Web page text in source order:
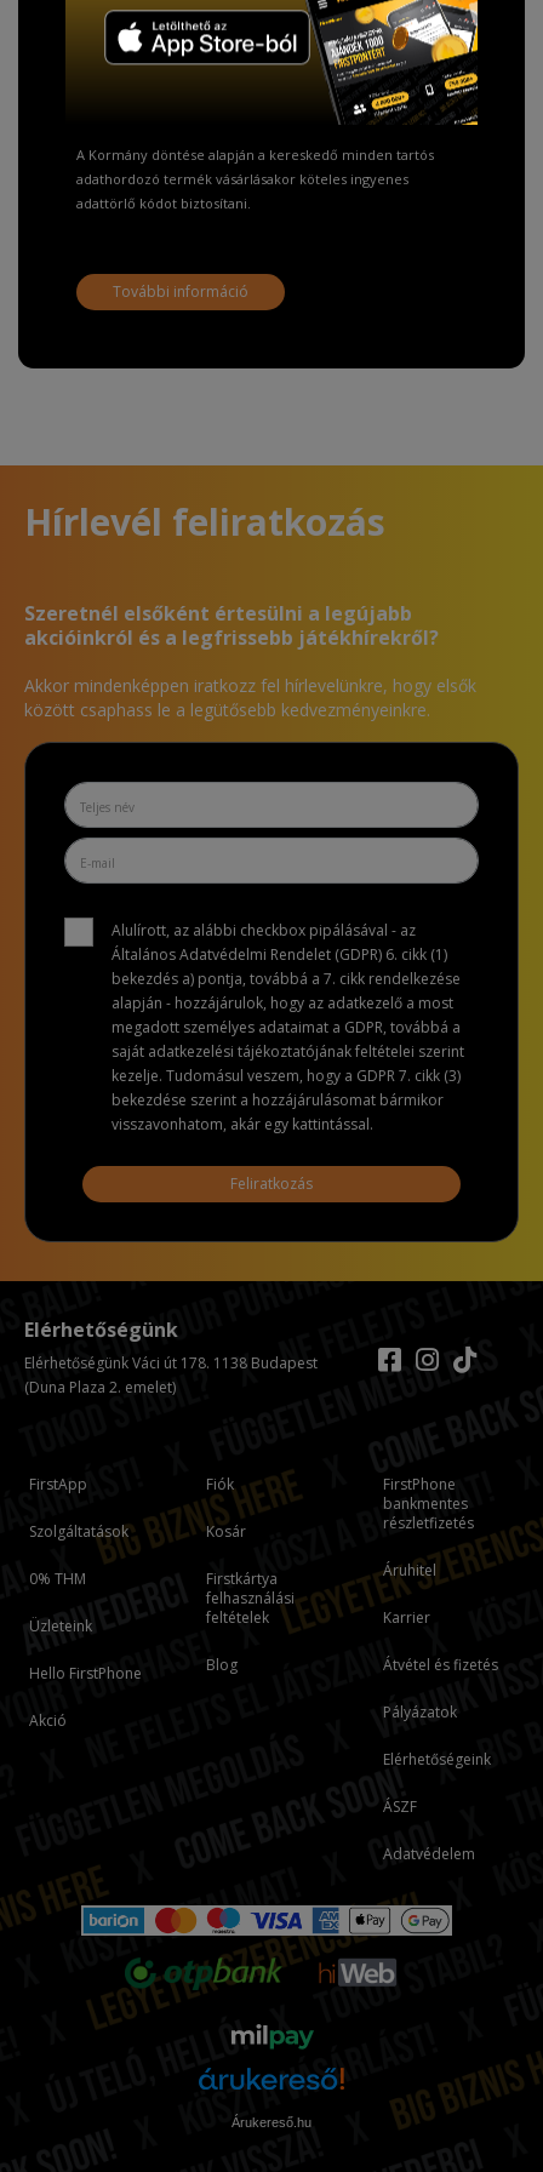
TISZTELT VÁSÁRLÓNK!
Fizetésnél kérje az ingyenes adattörlő kódot
adatainak biztonsága érdekében!
A Kormány döntése alapján a kereskedő minden tartós
adathordozó termék vásárlásakor köteles ingyenes
adattörlő kódot biztosítani.
További információ
Hírlevél feliratkozás
Szeretnél elsőként értesülni a legújabb
akcióinkról és a legfrissebb játékhírekről?
Akkor mindenképpen iratkozz fel hírlevelünkre, hogy elsők
között csaphass le a legütősebb kedvezményeinkre.
Alulírott, az alábbi checkbox pipálásával - az
Általános Adatvédelmi Rendelet (GDPR) 6. cikk (1)
bekezdés a) pontja, továbbá a 7. cikk rendelkezése
alapján - hozzájárulok, hogy az adatkezelő a most
megadott személyes adataimat a GDPR, továbbá a
saját adatkezelési tájékoztatójának feltételei szerint
kezelje. Tudomásul veszem, hogy a GDPR 7. cikk (3)
bekezdése szerint a hozzájárulásomat bármikor
visszavonhatom, akár egy kattintással.
Feliratkozás
FirstApp
Szolgáltatások
0% THM
Üzleteink
Hello FirstPhone
Akció
Fiók
Kosár
Firstkártya
felhasználási
feltételek
Blog
FirstPhone
bankmentes
részletfizetés
Áruhitel
Karrier
Átvétel és fizetés
Pályázatok
Elérhetőségeink
ÁSZF
Adatvédelem
Elérhetőségünk
Elérhetőségünk Váci út 178. 1138 Budapest
(Duna Plaza 2. emelet)
Árukereső.hu